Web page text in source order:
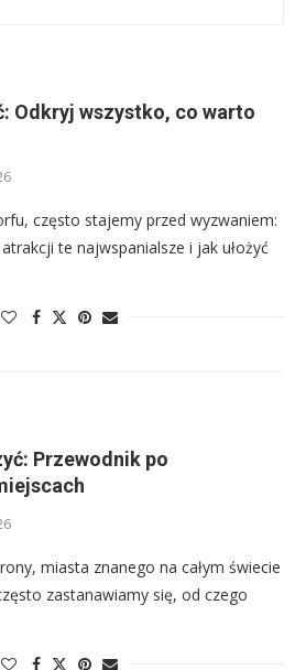
Odkryj wszystko, co warto
często stajemy przed wyzwaniem:
te najwspanialsze i jak ułożyć
Przewodnik po
miasta znanego na całym świecie
zastanawiamy się, od czego